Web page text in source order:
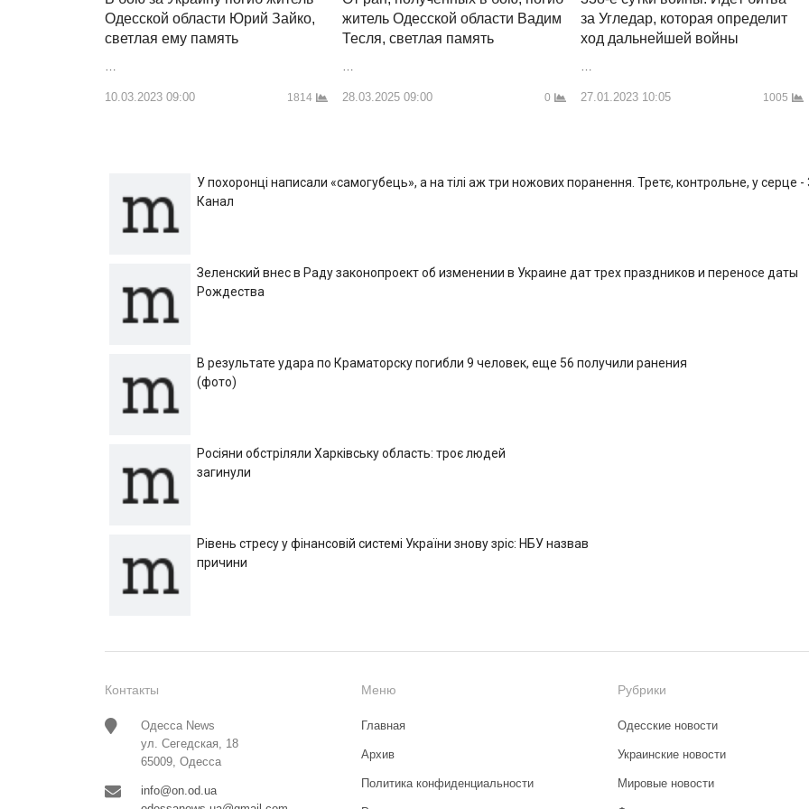
Одесской области Юрий Зайко,
светлая ему память
…
10.03.2023 09:00 1814
житель Одесской области Вадим
Тесля, светлая память
…
28.03.2025 09:00 0
за Угледар, которая определит
ход дальнейшей войны
…
27.01.2023 10:05 1005
У похоронці написали «самогубець», а на тілі аж три ножових поранення. Третє, контрольне, у серце -
Канал
Зеленский внес в Раду законопроект об изменении в Украине дат трех праздников и переносе даты
Рождества
В результате удара по Краматорску погибли 9 человек, еще 56 получили ранения
(фото)
Росіяни обстріляли Харківську область: троє людей
загинули
Рівень стресу у фінансовій системі України знову зріс: НБУ назвав
причини
Контакты
Одесса News
ул. Сегедская, 18
65009, Одесса
info@on.od.ua
Меню
Главная
Архив
Политика конфиденциальности
Рубрики
Одесские новости
Украинские новости
Мировые новости